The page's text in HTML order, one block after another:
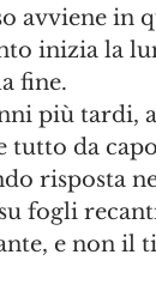
avviene in
inizia la
fine.
più
tutto da
risposta
fogli
e non il